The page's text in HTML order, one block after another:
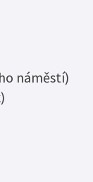
náměstí)